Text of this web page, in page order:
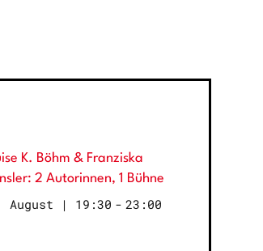
K. Böhm & Franziska
2 Autorinnen, 1 Bühne
August | 19:30 - 23:00